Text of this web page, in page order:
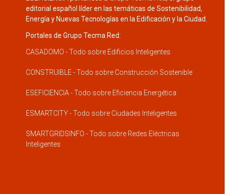
editorial español líder en las temáticas de Sostenibilidad,
Energía y Nuevas Tecnologías en la Edificación y la Ciudad.
Portales de Grupo Tecma Red:
CASADOMO - Todo sobre Edificios Inteligentes
CONSTRUIBLE - Todo sobre Construcción Sostenible
ESEFICIENCIA - Todo sobre Eficiencia Energética
ESMARTCITY - Todo sobre Ciudades Inteligentes
SMARTGRIDSINFO - Todo sobre Redes Eléctricas
Inteligentes